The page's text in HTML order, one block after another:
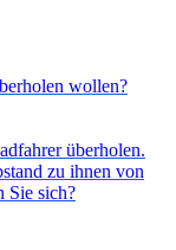
wollen?
überholen.
zu ihnen von
Sie sich?